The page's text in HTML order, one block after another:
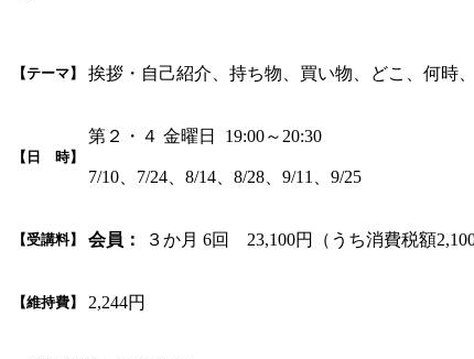
【テーマ】 挨拶・自己紹介、持ち物、買い物、どこ、何時
【日 時】
第２・４ 金曜日 19:00～20:30
7/10、7/24、8/14、8/28、9/11、9/25
【受講料】 会員： ３か月 6回 23,100円（うち消費税額2,100
【維持費】 2,244円